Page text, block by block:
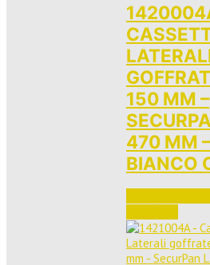
150 MM –
470 MM –
BIANCO